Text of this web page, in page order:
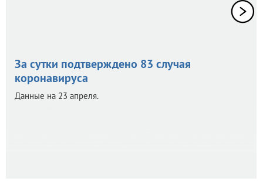
За сутки подтверждено 83 случая
коронавируса
Данные на 23 апреля.